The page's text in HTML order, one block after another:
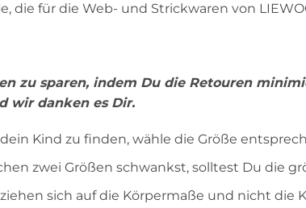
die für die Web- und Strickwaren von
zu sparen, indem Du die Retouren
wir danken es Dir.
Kind zu finden, wähle die Größe
zwei Größen schwankst, solltest Du die
sich auf die Körpermaße und nicht die